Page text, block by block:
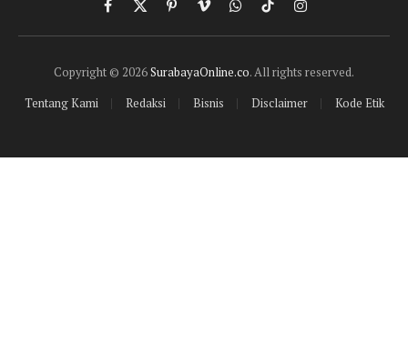
Facebook
X
(Twitter)
PinterestVimeoWhatsApp
TikTokInstagram
Copyright © 2026SurabayaOnline.co. All rights reserved.
Tentang Kami
Redaksi Bisnis Disclaimer Kode Etik